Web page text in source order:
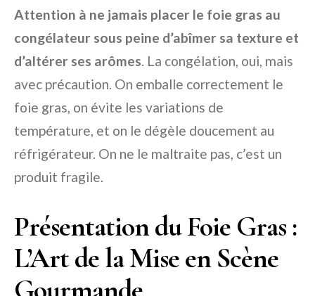
Attention à ne jamais placer le foie gras au
congélateur sous peine d’abîmer sa texture et
d’altérer ses arômes. La congélation, oui, mais
avec précaution. On emballe correctement le
foie gras, on évite les variations de
température, et on le dégèle doucement au
réfrigérateur. On ne le maltraite pas, c’est un
produit fragile.
Présentation du Foie Gras :
L’Art de la Mise en Scène